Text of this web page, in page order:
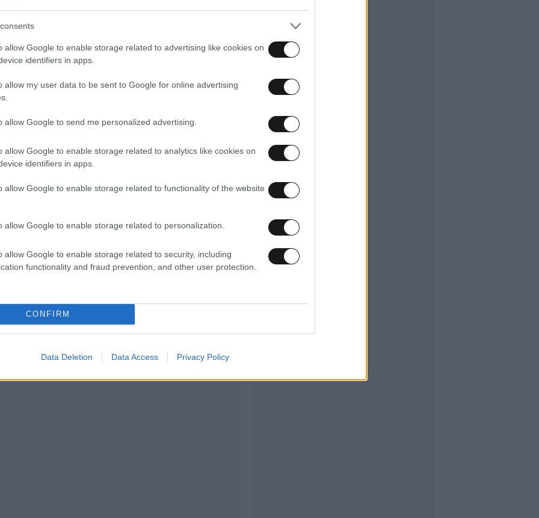
allow Google to enable storage related to advertising like cookies on
identifiers in apps.
allow my user data to be sent to Google for online advertising
allow Google to send me personalized advertising.
allow Google to enable storage related to analytics like cookies on
identifiers in apps.
allow Google to enable storage related to functionality of the website
allow Google to enable storage related to personalization.
allow Google to enable storage related to security, including
functionality and fraud prevention, and other user protection.
CONFIRM
Data Deletion Data Access Privacy Policy
την έναρξη νομικών κυρώσεων, εφόσον το
για τρία συνεχόμενα χρόνια, εκτός εάν
μη γίνει αυτό. «Υπάρχουν λίγοι ελαφρυντικοί
Το γερμανικό πλεόνασμα δεν προέκυψε από
παραμένει τεράστιο, ακόμη και αν
τιμές εισαγόμενης ενέργειας. Πρόκειται για
που καθιστά τη νομισματική ένωση μη
πιο επικίνδυνη για την ενότητα της
στην Ελλάδα», σημειώνει ο Pitchard.